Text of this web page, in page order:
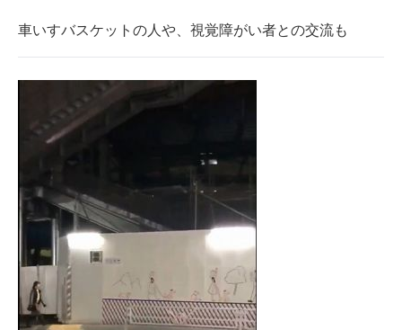
車いすバスケットの人や、視覚障がい者との交流も